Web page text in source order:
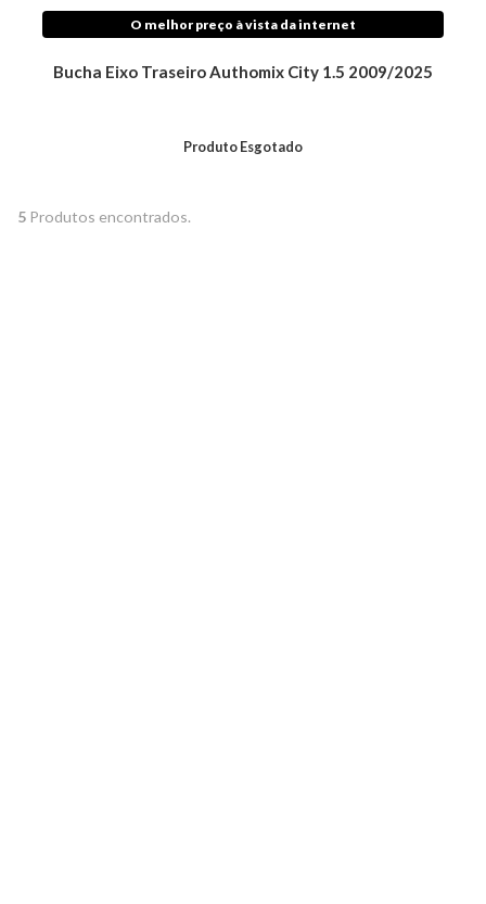
O melhor preço à vista da internet
Bucha Eixo Traseiro Authomix City 1.5 2009/2025
Produto Esgotado
5 Produtos encontrados.